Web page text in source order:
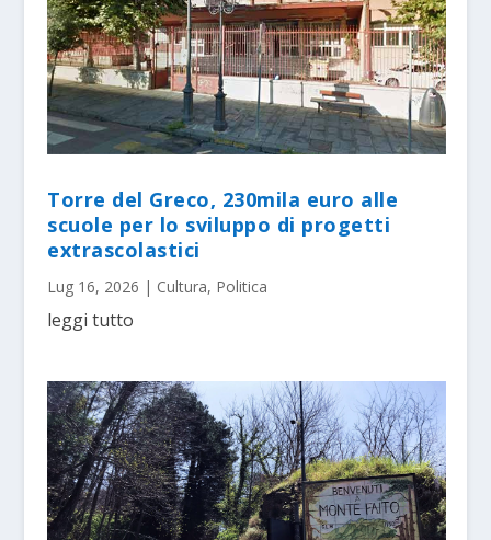
Torre del Greco, 230mila euro alle
scuole per lo sviluppo di progetti
extrascolastici
Lug 16, 2026 | Cultura, Politica
leggi tutto